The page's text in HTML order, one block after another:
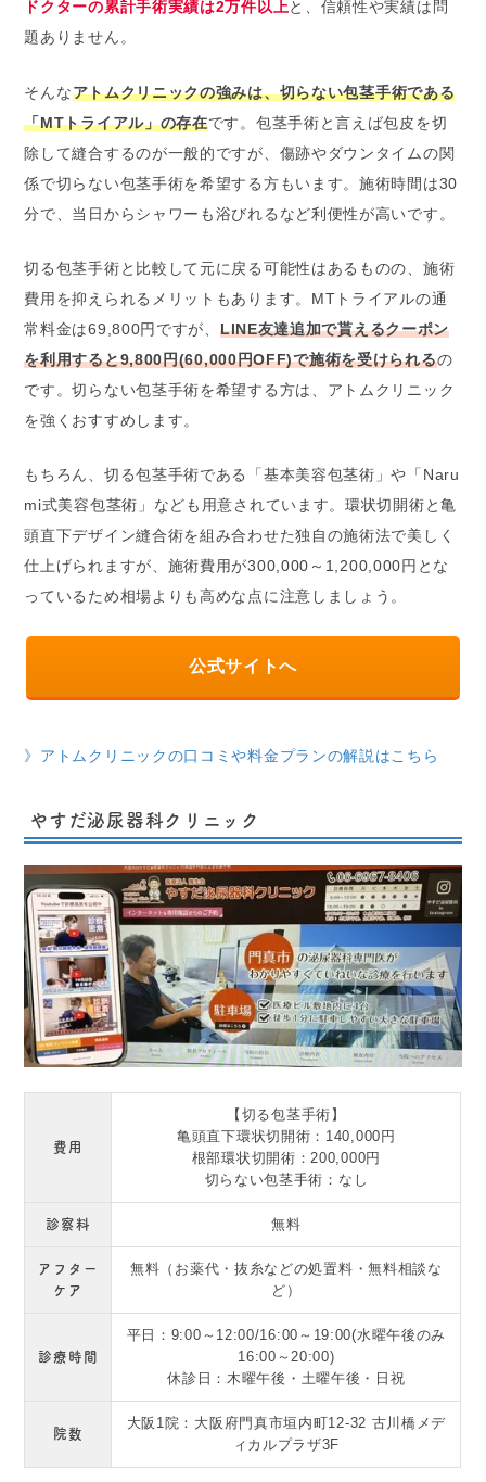
ドクターの累計手術実績は2万件以上と、信頼性や実績は問
題ありません。
そんなアトムクリニックの強みは、切らない包茎手術である
「MTトライアル」の存在です。包茎手術と言えば包皮を切
除して縫合するのが一般的ですが、傷跡やダウンタイムの関
係で切らない包茎手術を希望する方もいます。施術時間は30
分で、当日からシャワーも浴びれるなど利便性が高いです。
切る包茎手術と比較して元に戻る可能性はあるものの、施術
費用を抑えられるメリットもあります。MTトライアルの通
常料金は69,800円ですが、 LINE友達追加で貰えるクーポン
を利用すると9,800円(60,000円OFF)で施術を受けられるの
です。切らない包茎手術を希望する方は、アトムクリニック
を強くおすすめします。
もちろん、切る包茎手術である「基本美容包茎術」や「Naru
mi式美容包茎術」なども用意されています。環状切開術と亀
頭直下デザイン縫合術を組み合わせた独自の施術法で美しく
仕上げられますが、施術費用が300,000～1,200,000円とな
っているため相場よりも高めな点に注意しましょう。
公式サイトへ
》アトムクリニックの口コミや料金プランの解説はこちら
やすだ泌尿器科クリニック
費用
【切る包茎手術】
亀頭直下環状切開術：140,000円
根部環状切開術：200,000円
切らない包茎手術：なし
診察料 無料
アフター
ケア
無料（お薬代・抜糸などの処置料・無料相談な
ど）
診療時間
平日：9:00～12:00/16:00～19:00(水曜午後のみ
16:00～20:00)
休診日：木曜午後・土曜午後・日祝
院数
大阪1院：大阪府門真市垣内町12-32 古川橋メデ
ィカルプラザ3F